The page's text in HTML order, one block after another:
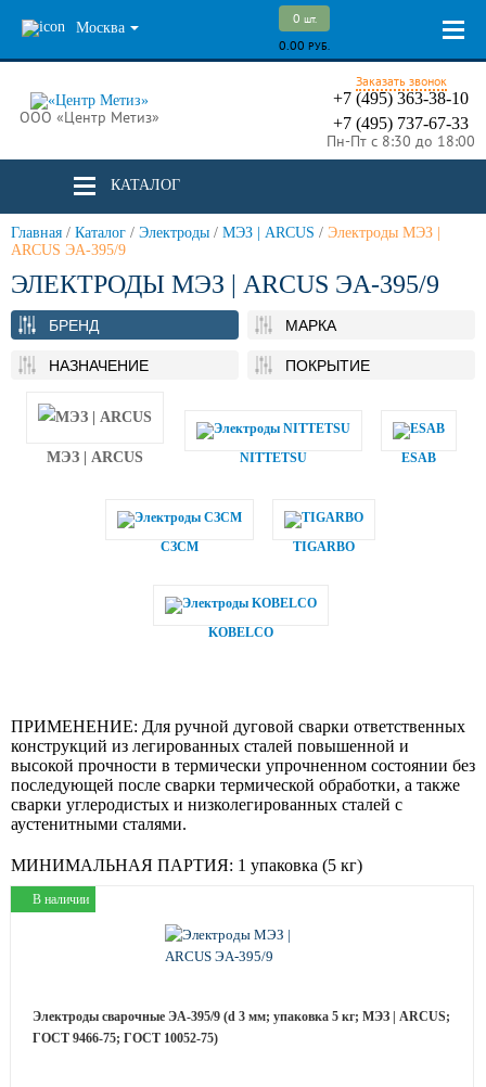
Москва
0 шт.
0.00 РУБ.
ООО «Центр Метиз»
Заказать звонок
+7 (495) 363-38-10
+7 (495) 737-67-33
Пн-Пт с 8:30 до 18:00
КАТАЛОГ
Главная / Каталог / Электроды / МЭЗ | ARCUS / Электроды МЭЗ |
ARCUS ЭА-395/9
ЭЛЕКТРОДЫ МЭЗ | ARCUS ЭА-395/9
БРЕНД МАРКА
НАЗНАЧЕНИЕ ПОКРЫТИЕ
МЭЗ | ARCUS NITTETSU ESAB
СЗСМ TIGARBO
KOBELCO
ПРИМЕНЕНИЕ: Для ручной дуговой сварки ответственных
конструкций из легированных сталей повышенной и
высокой прочности в термически упрочненном состоянии без
последующей после сварки термической обработки, а также
сварки углеродистых и низколегированных сталей с
аустенитными сталями.
МИНИМАЛЬНАЯ ПАРТИЯ: 1 упаковка (5 кг)
В наличии
Электроды сварочные ЭА-395/9 (d 3 мм; упаковка 5 кг; МЭЗ | ARCUS;
ГОСТ 9466-75; ГОСТ 10052-75)